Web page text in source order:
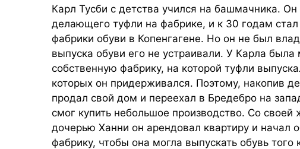
Карл Тусби с детства учился на башмачника. Он
делающего туфли на фабрике, и к 30 годам
фабрики обуви в Копенгагене. Но он не был
выпуска обуви его не устраивали. У Карла была
собственную фабрику, на которой туфли
которых он придерживался. Поэтому, накопив
продал свой дом и переехал в Бредебро на
смог купить небольшое производство. Со своей
дочерью Ханни он арендовал квартиру и начал
фабрику, чтобы она могла выпускать обувь того